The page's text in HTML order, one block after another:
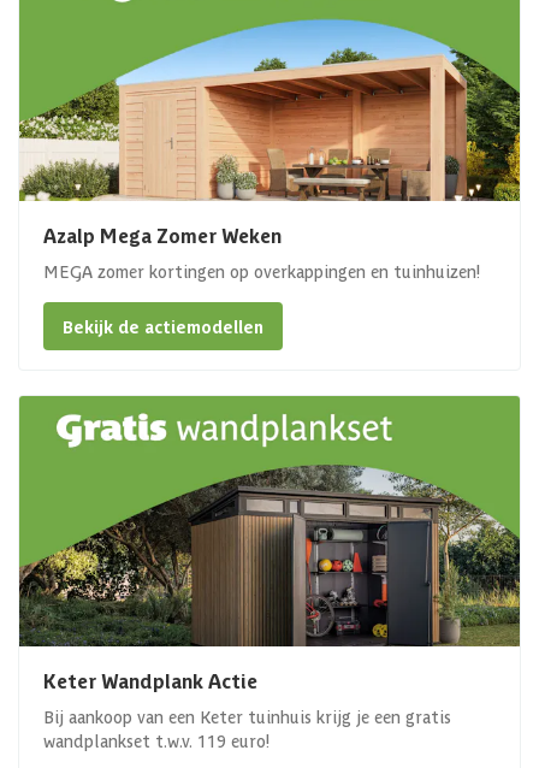
Azalp Mega Zomer Weken
MEGA zomer kortingen op overkappingen en tuinhuizen!
Bekijk de actiemodellen
Keter Wandplank Actie
Bij aankoop van een Keter tuinhuis krijg je een gratis
wandplankset t.w.v. 119 euro!